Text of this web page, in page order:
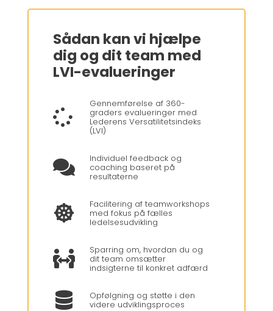
Sådan kan vi hjælpe
dig og dit team med
LVI-evalueringer

Gennemførelse af 360-
graders evalueringer med
Lederens Versatilitetsindeks
(LVI)
 Individuel feedback og
coaching baseret på
resultaterne
 Facilitering af teamworkshops
med fokus på fælles
ledelsesudvikling
 Sparring om, hvordan du og
dit team omsætter
indsigterne til konkret adfærd
 Opfølgning og støtte i den
videre udviklingsproces